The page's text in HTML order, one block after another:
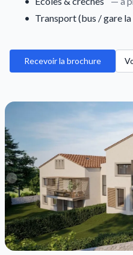
• Transport (bus / gare
Recevoir la brochure